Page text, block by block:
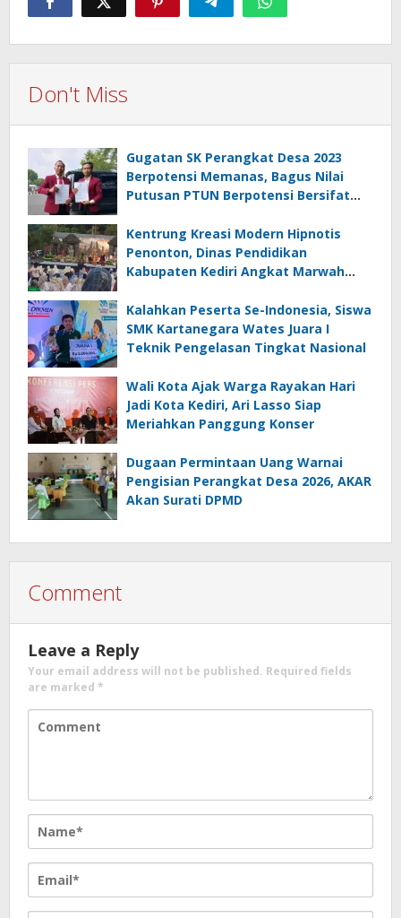
Don't Miss
Gugatan SK Perangkat Desa 2023
Berpotensi Memanas, Bagus Nilai
Putusan PTUN Berpotensi Bersifat
Kentrung Kreasi Modern Hipnotis
Penonton, Dinas Pendidikan
Kabupaten Kediri Angkat Marwah
Kalahkan Peserta Se-Indonesia, Siswa
SMK Kartanegara Wates Juara I
Teknik Pengelasan Tingkat Nasional
Wali Kota Ajak Warga Rayakan Hari
Jadi Kota Kediri, Ari Lasso Siap
Meriahkan Panggung Konser
Dugaan Permintaan Uang Warnai
Pengisian Perangkat Desa 2026, AKAR
Akan Surati DPMD
Comment
Leave a Reply
Your email address will not be published. Required fields
are marked *